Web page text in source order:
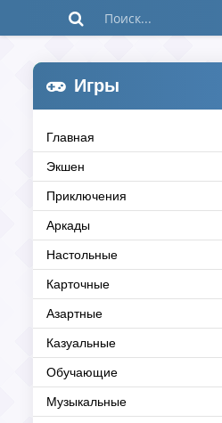
Игры
Главная
Экшен
Приключения
Аркады
Настольные
Карточные
Азартные
Казуальные
Обучающие
Музыкальные